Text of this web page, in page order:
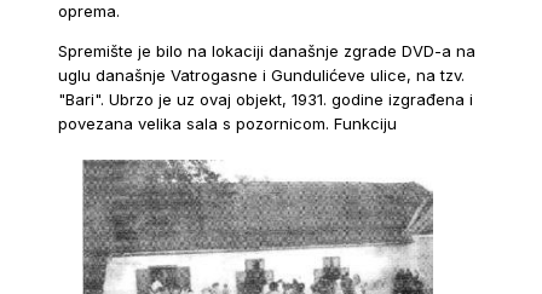
oprema.
Spremište je bilo na lokaciji današnje zgrade DVD-a na
uglu današnje Vatrogasne i Gundulićeve ulice, na tzv.
"Bari". Ubrzo je uz ovaj objekt, 1931. godine izgrađena i
povezana velika sala s pozornicom. Funkciju